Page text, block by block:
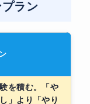
ラン
を積む。「や
」より「やり